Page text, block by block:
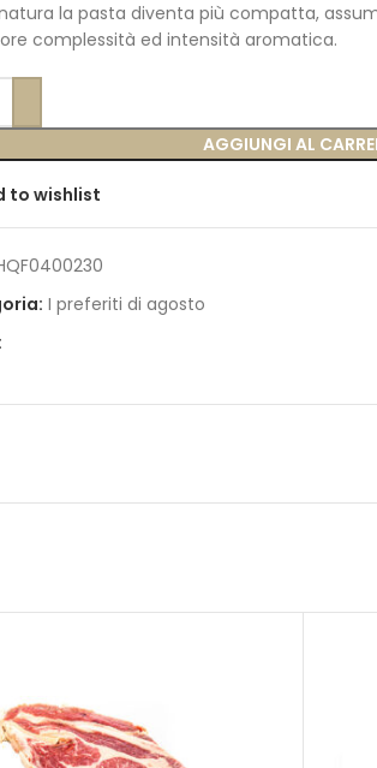
la pasta diventa più compatta,
complessità ed intensità aromatica.
AGGIUNGI AL
to wishlist
I preferiti di agosto